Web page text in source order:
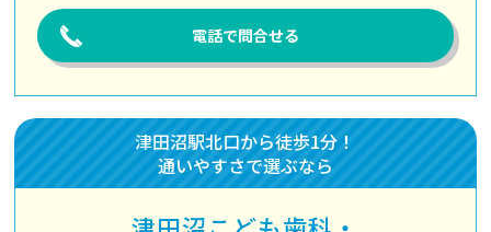
電話で問合せる
津田沼駅北口から徒歩1分！
通いやすさで選ぶなら